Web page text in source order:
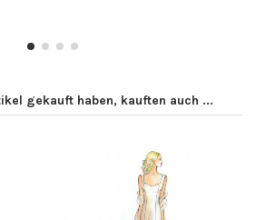
gekauft haben, kauften auch ...